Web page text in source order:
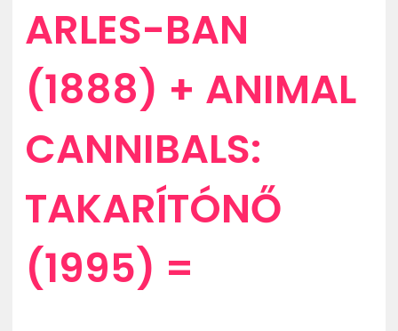
ARLES-BAN
(1888) + ANIMAL
CANNIBALS:
TAKARÍTÓNŐ
(1995) =